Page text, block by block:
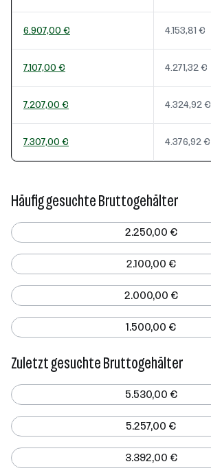
6.907,00 € 4.153,81 €
7.107,00 € 4.271,32 €
7.207,00 € 4.324,92 €
7.307,00 € 4.376,92 €
Häufig gesuchte Bruttogehälter
2.250,00 €
2.100,00 €
2.000,00 €
1.500,00 €
Zuletzt gesuchte Bruttogehälter
5.530,00 €
5.257,00 €
3.392,00 €